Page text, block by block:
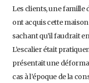
Les clients, une famille
ont acquis cette
sachant qu’il faudrait
L’escalier était
présentait une
cas à l’époque de la